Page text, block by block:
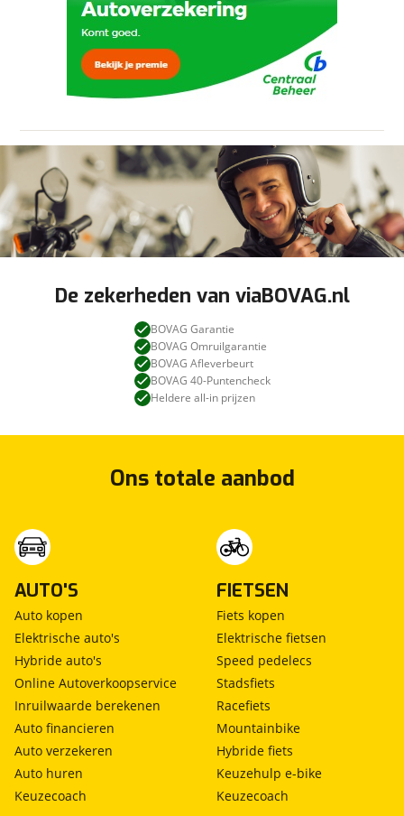
aanbieder te brengen. Lees hier meer over in
onze
Stuur mijn bevinding door
De zekerheden van viaBOVAG.nl
BOVAG Garantie
BOVAG Omruilgarantie
BOVAG Afleverbeurt
BOVAG 40-Puntencheck
Heldere all-in prijzen
Ons totale aanbod
AUTO'S
Auto kopen
Elektrische auto's
Hybride auto's
Online Autoverkoopservice
Inruilwaarde berekenen
Auto financieren
Auto verzekeren
Auto huren
Keuzecoach
FIETSEN
Fiets kopen
Elektrische fietsen
Speed pedelecs
Stadsfiets
Racefiets
Mountainbike
Hybride fiets
Keuzehulp e-bike
Keuzecoach